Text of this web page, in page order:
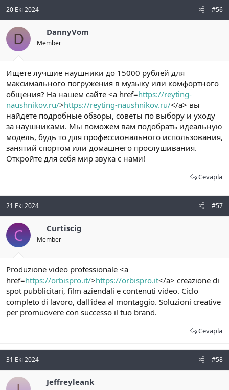
20 Eki 2024 #56
D DannyVom
Member
Ищете лучшие наушники до 15000 рублей для
максимального погружения в музыку или комфортного
общения? На нашем сайте <a href=https://reyting-
naushnikov.ru/>https://reyting-naushnikov.ru/</a> вы
найдёте подробные обзоры, советы по выбору и уходу
за наушниками. Мы поможем вам подобрать идеальную
модель, будь то для профессионального использования,
занятий спортом или домашнего прослушивания.
Откройте для себя мир звука с нами!
Cevapla
21 Eki 2024 #57
C Curtiscig
Member
Produzione video professionale <a
href=https://orbispro.it/>https://orbispro.it</a> creazione di
spot pubblicitari, film aziendali e contenuti video. Ciclo
completo di lavoro, dall'idea al montaggio. Soluzioni creative
per promuovere con successo il tuo brand.
Cevapla
31 Eki 2024 #58
Jeffreyleank